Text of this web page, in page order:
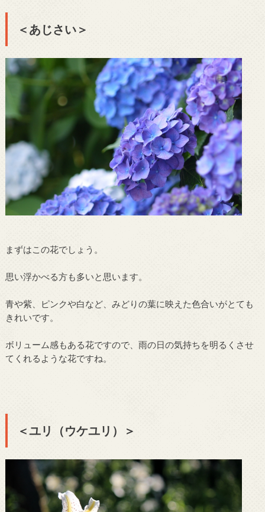
＜あじさい＞
まずはこの花でしょう。
思い浮かべる方も多いと思います。
青や紫、ピンクや白など、みどりの葉に映えた色合いがとても
きれいです。
ボリューム感もある花ですので、雨の日の気持ちを明るくさせ
てくれるような花ですね。
＜ユリ（ウケユリ）＞